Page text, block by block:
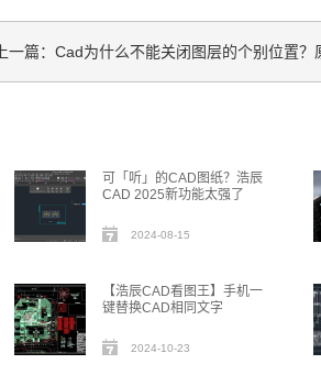
上一篇：Cad为什么不能关闭图层的个别位置？
可「听」的CAD图纸？浩辰
CAD 2025新功能太强了
2024-08-15
【浩辰CAD看图王】手机一
键替换CAD相同文字
2024-10-23